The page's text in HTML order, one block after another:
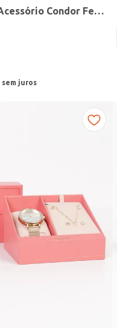
Kit Relógio + Acessório Condor Feminino DOURADO